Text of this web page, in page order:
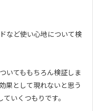
など使い心地について検
いてももちろん検証しま
果として現れないと思う
いくつもりです。